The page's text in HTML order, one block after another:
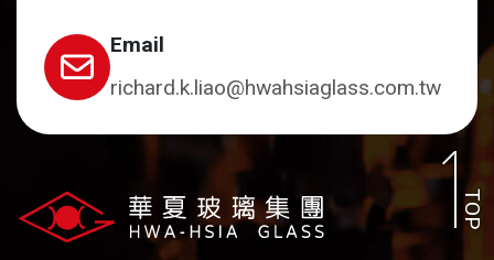
TOP
Email
richard.k.liao@hwahsiaglass.com.tw